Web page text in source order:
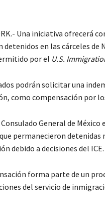
Una iniciativa ofrecerá
detenidos en las cárceles de
por el U.S.
podrán solicitar una
como compensación por
General de México
permanecieron
debido a decisiones del ICE.
forma parte de un
del servicio de